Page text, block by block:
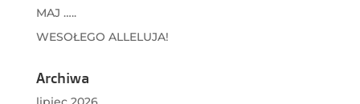
MAJ …..
WESOŁEGO ALLELUJA!
Archiwa